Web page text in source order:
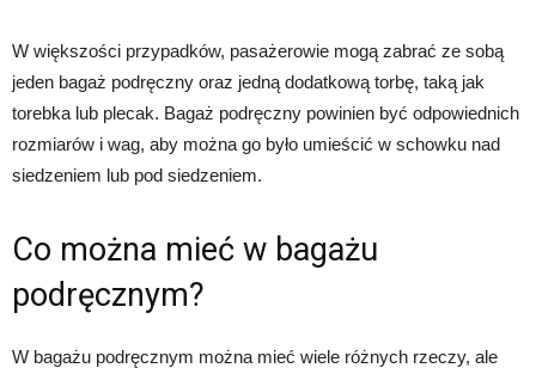
W większości przypadków, pasażerowie mogą zabrać ze sobą
jeden bagaż podręczny oraz jedną dodatkową torbę, taką jak
torebka lub plecak. Bagaż podręczny powinien być odpowiednich
rozmiarów i wag, aby można go było umieścić w schowku nad
siedzeniem lub pod siedzeniem.
Co można mieć w bagażu
podręcznym?
W bagażu podręcznym można mieć wiele różnych rzeczy, ale